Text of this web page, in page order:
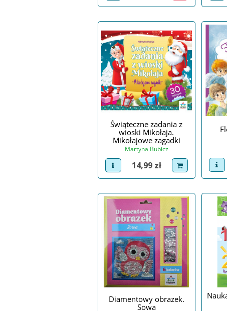
Świąteczne zadania z
wioski Mikołaja.
Mikołajowe zagadki
Martyna Bubicz
view product
Cena
14,99 zł dodaj do koszyka
Diamentowy obrazek.
Sowa